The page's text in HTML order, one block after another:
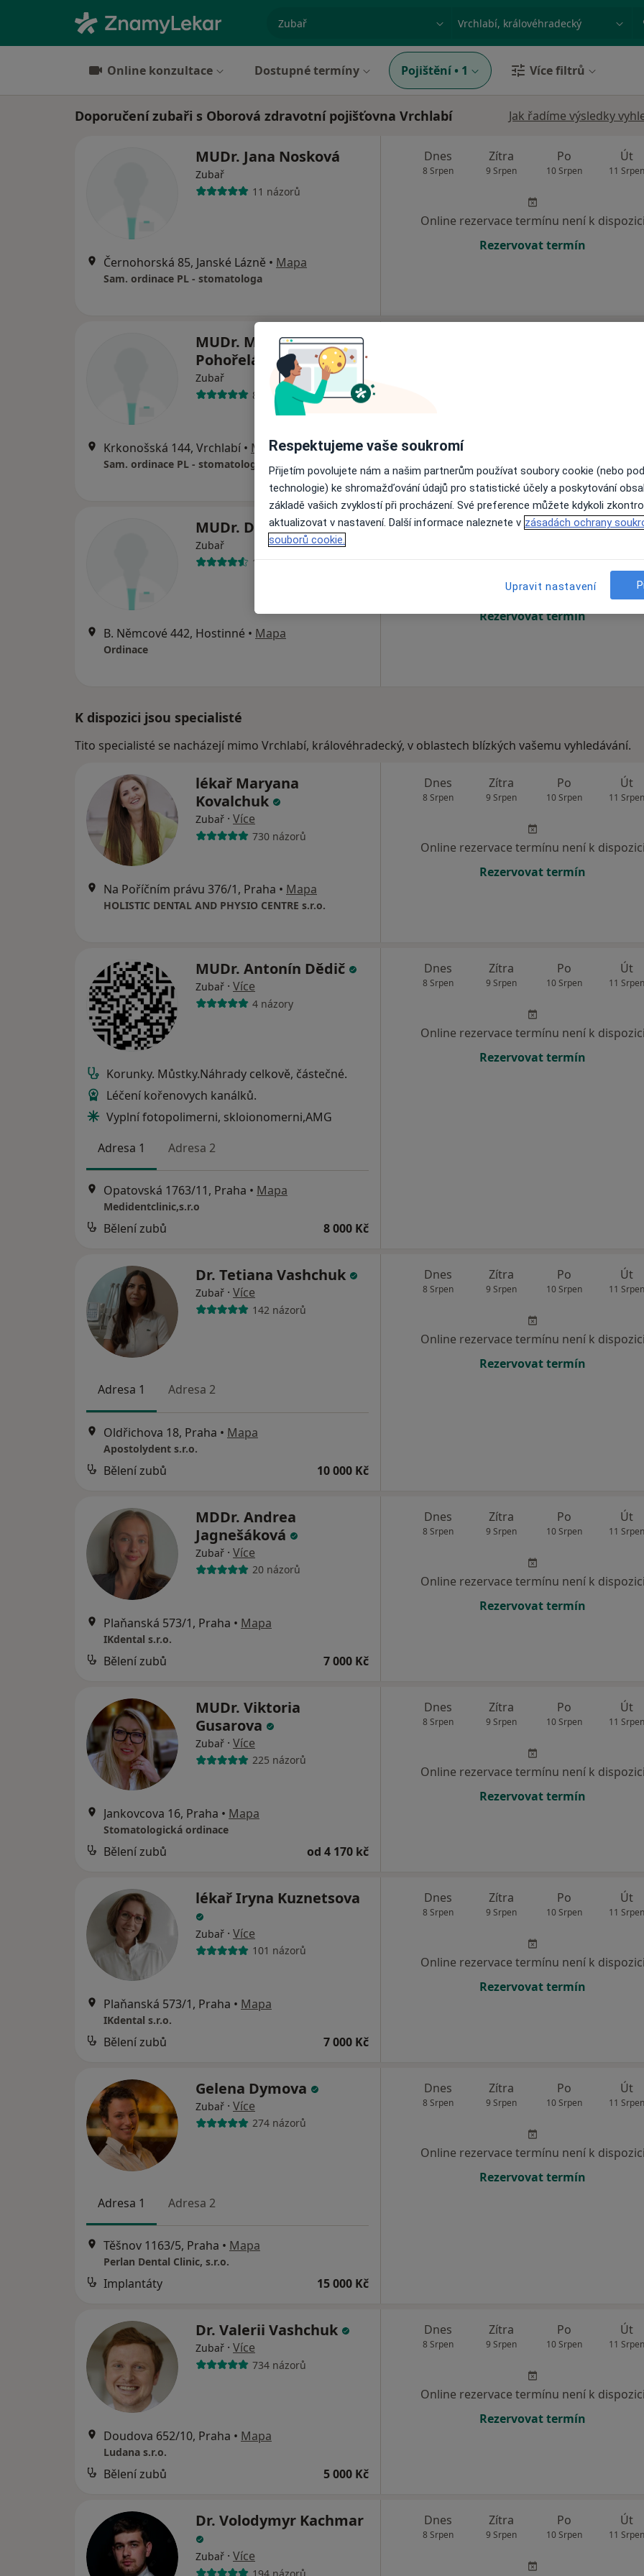
specializace, nemoc nebo příjmení Město nebo region
Online konzultace Dostupné termíny Pojištění • 1 Více filtrů
Doporučení zubaři s Oborová zdravotní pojišťovna Vrchlabí Jak řadíme výsledky
MUDr. Jana Nosková
Zubař
11 názorů
Černohorská 85, Janské Lázně • Mapa
Sam. ordinace PL - stomatologa
Dnes
8 Srpen
Zítra
9 Srpen
Po
10 Srpen
Út
11 Srpen
Online rezervace termínu není k dispozici
Rezervovat termín
MUDr. Magdalena
Pohořelá
Zubař
8 názorů
Krkonošská 144, Vrchlabí • Mapa
Sam. ordinace PL - stomatologa
MUDr. Diana Ursachi
Zubař
10 názorů
B. Němcové 442, Hostinné • Mapa
Ordinace
Dnes Zítra Po Út
Online rezervace termínu není k dispozici
Rezervovat termín
K dispozici jsou specialisté
Tito specialisté se nacházejí mimo Vrchlabí, královéhradecký, v oblastech blízkých vašemu vyhledávání.
lékař Maryana
Kovalchuk
Zubař · Více
730 názorů
Na Poříčním právu 376/1, Praha • Mapa
HOLISTIC DENTAL AND PHYSIO CENTRE s.r.o.
Dnes
8 Srpen
Zítra
9 Srpen
Po
10 Srpen
Út
11 Srpen
Online rezervace termínu není k dispozici
Rezervovat termín
MUDr. Antonín Dědič
Zubař · Více
4 názory
Korunky. Můstky.Náhrady celkově, částečné.
Léčení kořenovych kanálků.
Vyplní fotopolimerni, skloionomerni,AMG
Adresa 1
Adresa 2
Opatovská 1763/11, Praha • Mapa
Medidentclinic,s.r.o
Bělení zubů 8 000 Kč
Dnes
8 Srpen
Zítra
9 Srpen
Po
10 Srpen
Út
11 Srpen
Online rezervace termínu není k dispozici
Rezervovat termín
Dr. Tetiana Vashchuk
Zubař · Více
142 názorů
Adresa 1 Adresa 2
Oldřichova 18, Praha • Mapa
Apostolydent s.r.o.
Bělení zubů 10 000 Kč
Dnes
8 Srpen
Zítra
9 Srpen
Po
10 Srpen
Út
11 Srpen
Online rezervace termínu není k dispozici
Rezervovat termín
MDDr. Andrea
Jagnešáková
Zubař · Více
20 názorů
Plaňanská 573/1, Praha • Mapa
IKdental s.r.o.
Bělení zubů 7 000 Kč
Dnes
8 Srpen
Zítra
9 Srpen
Po
10 Srpen
Út
11 Srpen
Online rezervace termínu není k dispozici
Rezervovat termín
MUDr. Viktoria
Gusarova
Zubař · Více
225 názorů
Jankovcova 16, Praha • Mapa
Stomatologická ordinace
Bělení zubů od 4 170 kč
Dnes
8 Srpen
Zítra
9 Srpen
Po
10 Srpen
Út
11 Srpen
Online rezervace termínu není k dispozici
Rezervovat termín
lékař Iryna Kuznetsova
Zubař · Více
101 názorů
Plaňanská 573/1, Praha • Mapa
IKdental s.r.o.
Bělení zubů 7 000 Kč
Dnes
8 Srpen
Zítra
9 Srpen
Po
10 Srpen
Út
11 Srpen
Online rezervace termínu není k dispozici
Rezervovat termín
Gelena Dymova
Zubař · Více
274 názorů
Adresa 1 Adresa 2
Těšnov 1163/5, Praha • Mapa
Perlan Dental Clinic, s.r.o.
Implantáty 15 000 Kč
Dnes
8 Srpen
Zítra
9 Srpen
Po
10 Srpen
Út
11 Srpen
Online rezervace termínu není k dispozici
Rezervovat termín
Dr. Valerii Vashchuk
Zubař · Více
734 názorů
Doudova 652/10, Praha • Mapa
Ludana s.r.o.
Bělení zubů 5 000 Kč
Dnes
8 Srpen
Zítra
9 Srpen
Po
10 Srpen
Út
11 Srpen
Online rezervace termínu není k dispozici
Rezervovat termín
Dr. Volodymyr Kachmar
Zubař · Více
194 názorů
Dnes
8 Srpen
Zítra
9 Srpen
Po
10 Srpen
Út
11 Srpen
Respektujeme vaše soukromí
Přijetím povolujete nám a našim partnerům používat soubory cookie (nebo
technologie) ke shromažďování údajů pro statistické účely a poskytování
základě vašich zvyklostí při procházení. Své preference můžete kdykoli
aktualizovat v nastavení. Další informace naleznete v zásadách ochrany
souborů cookie.
Upravit nastavení